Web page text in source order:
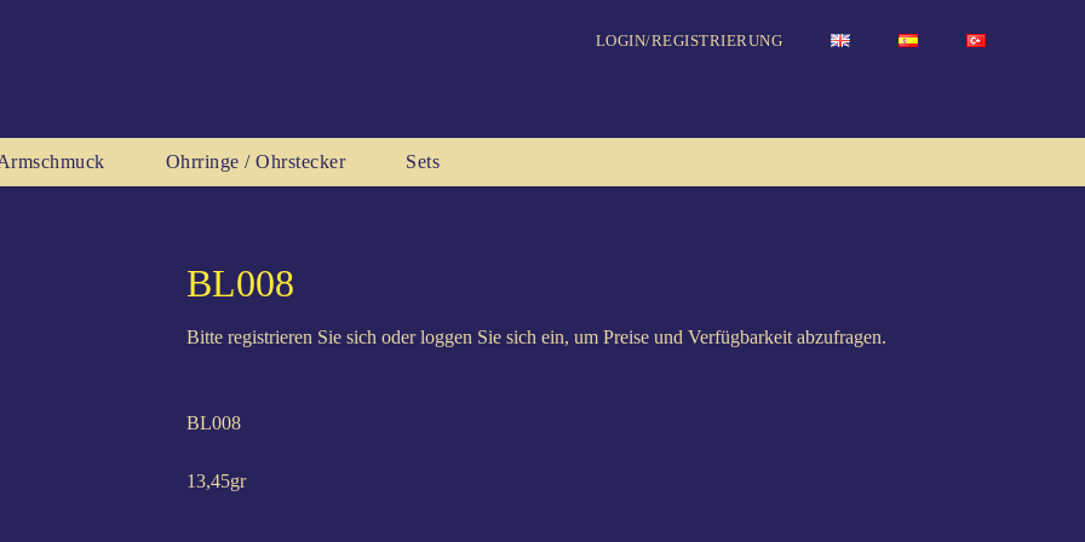
LOGIN/REGISTRIERUNG
Ohr­rin­ge / Ohrstecker Sets
BL008
Bitte registrieren Sie sich oder loggen Sie sich ein, um Preise und Verfügbarkeit abzufragen.
BL008
13,45gr